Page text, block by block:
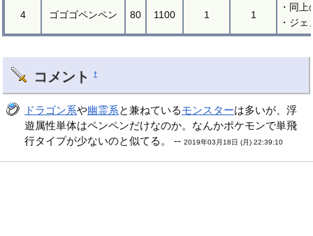
4 ゴゴゴペンペン 80 1100 1 1
・同
・ジ
コメント †
ドラゴン系や幽霊系と兼ねているモンスターは多いが、浮
遊属性単体はペンペンだけなのか。なんかポケモンで単飛
行タイプが少ないのと似てる。 --2019年03月18日 (月) 22:39:10